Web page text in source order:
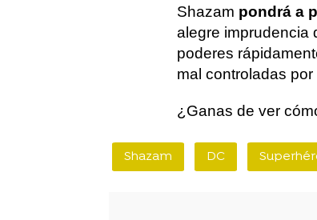
Shazam pondrá a
alegre imprudencia
poderes
mal controladas
¿Ganas de ver
Shazam DC